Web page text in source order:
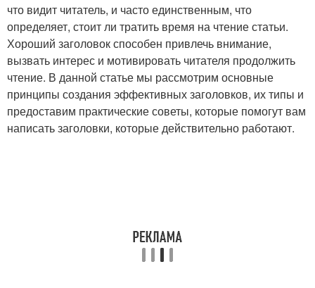
Прокси для работы Прокси при работе
что видит читатель, и часто единственным, что
определяет, стоит ли тратить время на чтение статьи.
Хороший заголовок способен привлечь внимание,
вызвать интерес и мотивировать читателя продолжить
чтение. В данной статье мы рассмотрим основные
принципы создания эффективных заголовков, их типы и
предоставим практические советы, которые помогут вам
написать заголовки, которые действительно работают.